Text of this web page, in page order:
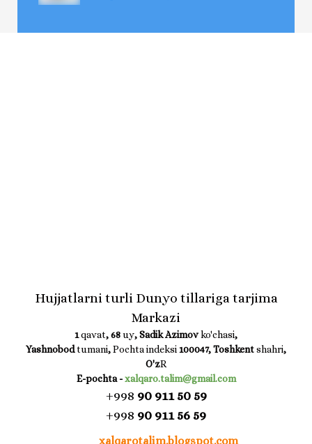
Hujjatlarni turli Dunyo tillariga tarjima
Markazi
1qavat, 68uy, Sadik Azimovko'chasi,
Yashnobodtumani,Pochta indeksi 100047,Toshkentshahri,
O'zR
E-pochta -xalqaro.talim@gmail.com
+998 90 911 50 59
+998 90 911 56 59
xalqarotalim.blogspot.com